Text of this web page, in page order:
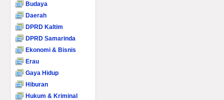
Budaya
Daerah
DPRD Kaltim
DPRD Samarinda
Ekonomi & Bisnis
Erau
Gaya Hidup
Hiburan
Hukum & Kriminal